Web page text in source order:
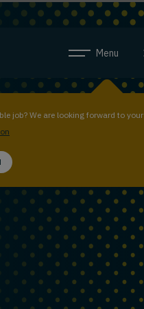
job? We are looking forward to your
Menu